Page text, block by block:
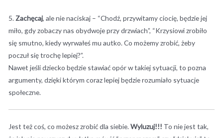
5. Zachęcaj, ale nie naciskaj – “Chodź, przywitamy ciocię, będzie jej
miło, gdy zobaczy nas obydwoje przy drzwiach”, “Krzysiowi zrobiło
się smutno, kiedy wyrwałeś mu autko. Co możemy zrobić, żeby
poczuł się trochę lepiej?”.
Nawet jeśli dziecko będzie stawiać opór w takiej sytuacji, to pozna
argumenty, dzięki którym coraz lepiej będzie rozumiało sytuacje
społeczne.
Jest też coś, co możesz zrobić dla siebie.Wyluzuj!!! To nie jest tak,